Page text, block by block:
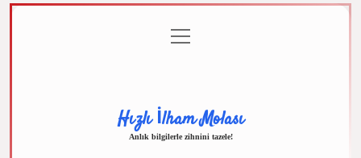
menüyü
aç
Hızlı İlham Molası
Anlık bilgilerle zihnini tazele!